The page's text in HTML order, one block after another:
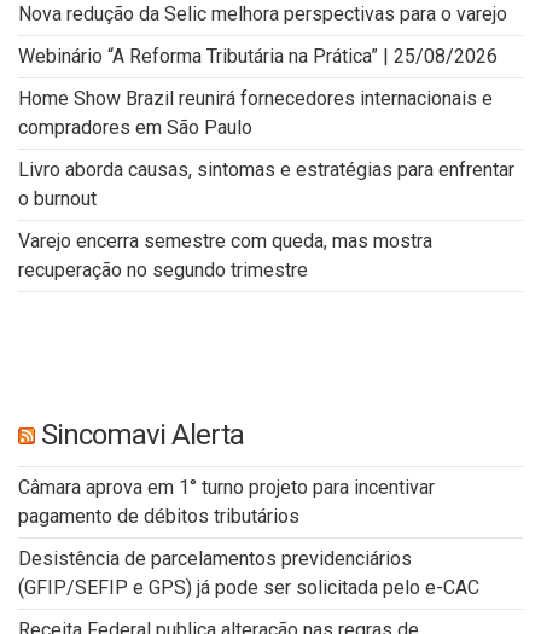
Nova redução da Selic melhora perspectivas para o varejo
Webinário “A Reforma Tributária na Prática” | 25/08/2026
Home Show Brazil reunirá fornecedores internacionais e
compradores em São Paulo
Livro aborda causas, sintomas e estratégias para enfrentar
o burnout
Varejo encerra semestre com queda, mas mostra
recuperação no segundo trimestre
Sincomavi Alerta
Câmara aprova em 1° turno projeto para incentivar
pagamento de débitos tributários
Desistência de parcelamentos previdenciários
(GFIP/SEFIP e GPS) já pode ser solicitada pelo e-CAC